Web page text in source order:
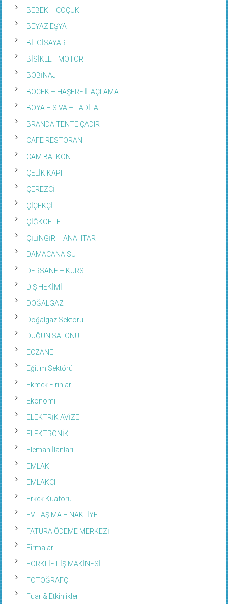
BEBEK – ÇOÇUK
BEYAZ EŞYA
BİLGİSAYAR
BİSİKLET MOTOR
BOBİNAJ
BÖCEK – HAŞERE İLAÇLAMA
BOYA – SIVA – TADİLAT
BRANDA TENTE ÇADIR
CAFE RESTORAN
CAM BALKON
ÇELİK KAPI
ÇEREZCİ
ÇİÇEKÇİ
ÇİĞKÖFTE
ÇİLİNGİR – ANAHTAR
DAMACANA SU
DERSANE – KURS
DIŞ HEKİMİ
DOĞALGAZ
Doğalgaz Sektörü
DÜĞÜN SALONU
ECZANE
Eğitim Sektörü
Ekmek Fırınları
Ekonomi
ELEKTRİK AVİZE
ELEKTRONİK
Eleman İlanları
EMLAK
EMLAKÇI
Erkek Kuaförü
EV TAŞIMA – NAKLİYE
FATURA ÖDEME MERKEZİ
Firmalar
FORKLİFT-İŞ MAKİNESİ
FOTOĞRAFÇI
Fuar & Etkinlikler